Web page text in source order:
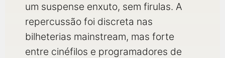
um suspense enxuto, sem firulas. A
repercussão foi discreta nas
bilheterias mainstream, mas forte
entre cinéfilos e programadores de